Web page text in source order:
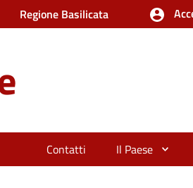
Regione Basilicata
Contatti Il Paese